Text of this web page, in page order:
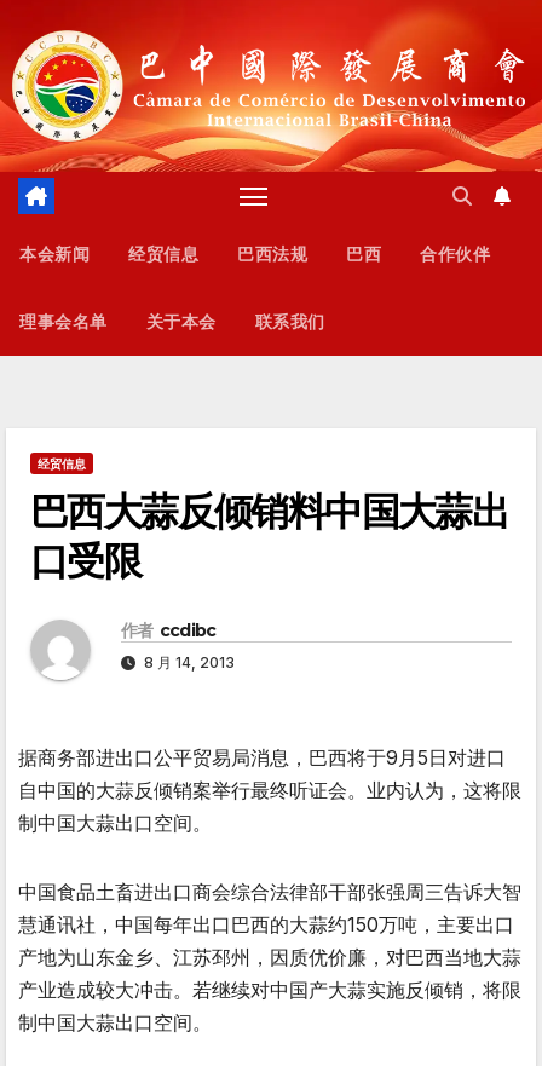
内
本会新闻 经贸信息 巴西法规 巴西 合作伙伴
理事会名单 关于本会 联系我们
经贸信息
巴西大蒜反倾销料中国大蒜出
口受限
作者 ccdibc
8 月 14, 2013
据商务部进出口公平贸易局消息，巴西将于9月5日对进口
自中国的大蒜反倾销案举行最终听证会。业内认为，这将限
制中国大蒜出口空间。
中国食品土畜进出口商会综合法律部干部张强周三告诉大智
慧通讯社，中国每年出口巴西的大蒜约150万吨，主要出口
产地为山东金乡、江苏邳州，因质优价廉，对巴西当地大蒜
产业造成较大冲击。若继续对中国产大蒜实施反倾销，将限
制中国大蒜出口空间。